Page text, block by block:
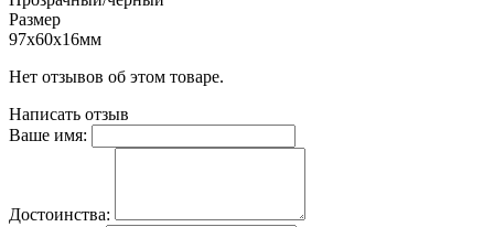
Размер
97х60х16мм
Нет отзывов об этом товаре.
Написать отзыв
Ваше имя:
Достоинства: